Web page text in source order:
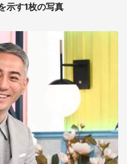
示す1枚の写真